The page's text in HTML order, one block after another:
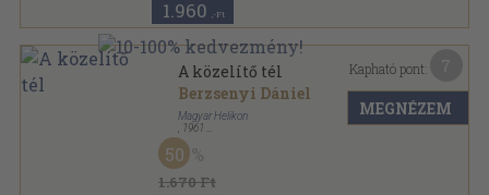
1.960 ,-Ft
A közelítő tél
Berzsenyi Dániel
Magyar Helikon
1961
Félbőr
1.670 Ft
50
Kapható pont:
MEGNÉZEM